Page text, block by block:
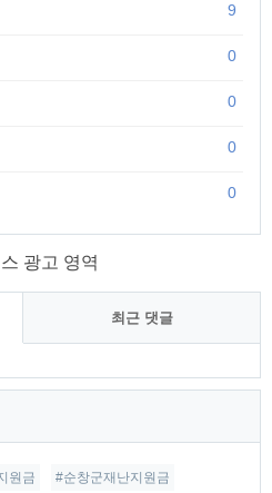
9
0
0
0
0
광고 영역
최근 댓글
원금 #순창군재난지원금